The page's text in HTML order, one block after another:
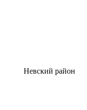
Невский район